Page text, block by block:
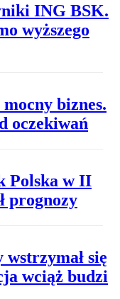
ING BSK.
wyższego
biznes.
oczekiwań
Polska w II
prognozy
się
wciąż budzi